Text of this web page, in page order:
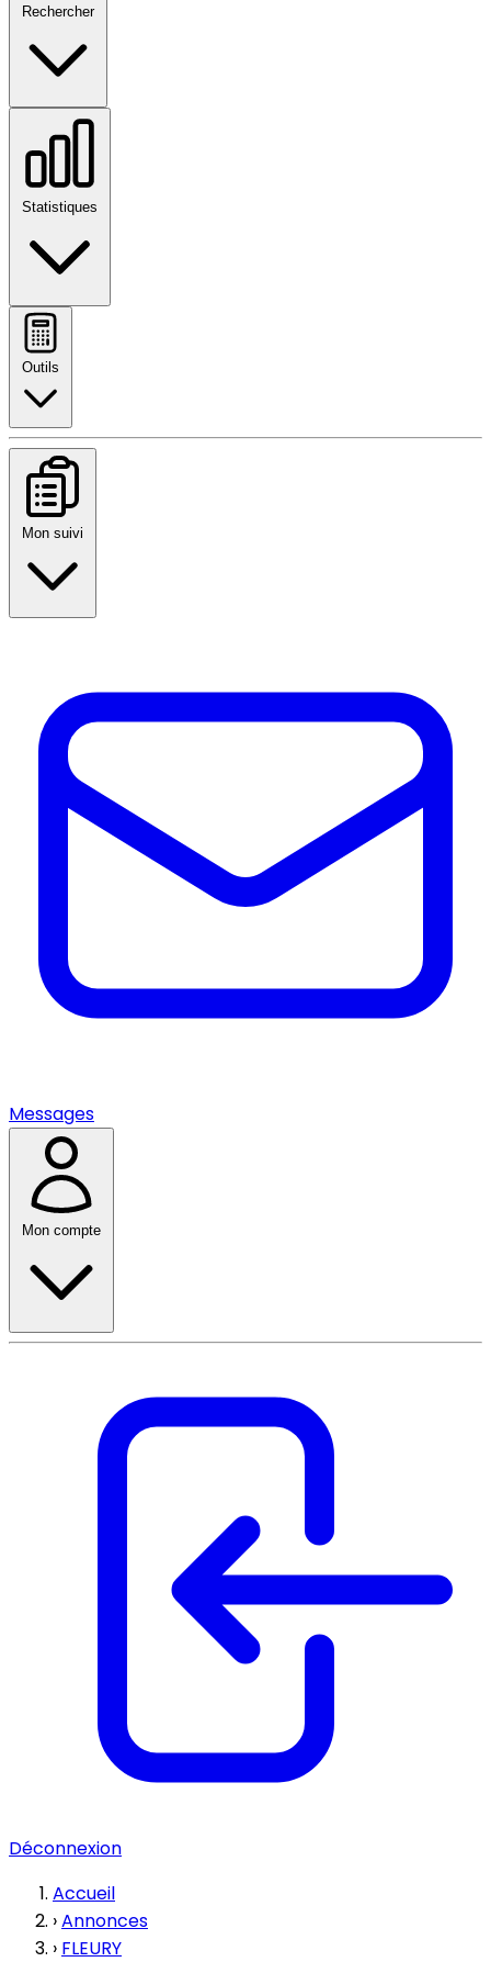
Rechercher
Statistiques
Outils
Mon suivi
Messages
Mon compte
Déconnexion
Accueil
›Annonces
› FLEURY